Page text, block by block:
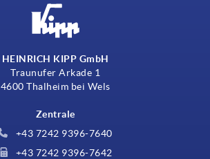
HEINRICH KIPP GmbH
Traunufer Arkade 1
4600 Thalheim bei Wels
Zentrale
+43 7242 9396-7640
+43 7242 9396-7642